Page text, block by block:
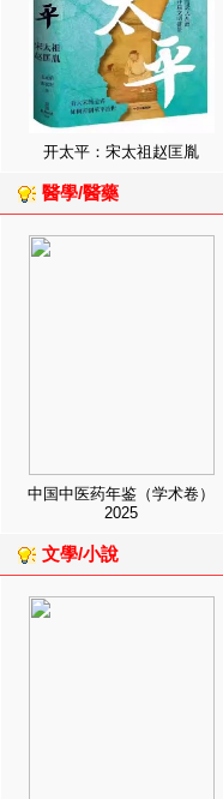
开太平：宋太祖赵匡胤
醫學/醫藥
中国中医药年鉴（学术卷）
2025
文學/小說